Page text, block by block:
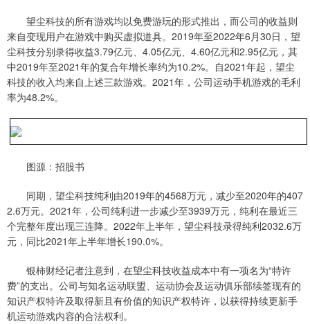
望尘科技的所有游戏均以免费游玩的形式推出，而公司的收益则
来自变现用户在游戏中购买虚拟道具。2019年至2022年6月30日，望
尘科技分别录得收益3.79亿元、4.05亿元、4.60亿元和2.95亿元，其
中2019年至2021年的复合年增长率约为10.2%。自2021年起，望尘
科技的收入均来自上述三款游戏。2021年，公司运动手机游戏的毛利
率为48.2%。
图源：招股书
同期，望尘科技纯利由2019年的4568万元，减少至2020年的407
2.6万元。2021年，公司纯利进一步减少至3939万元，纯利在最近三
个完整年度出现三连降。2022年上半年，望尘科技录得纯利2032.6万
元，同比2021年上半年增长190.0%。
银柿财经记者注意到，在望尘科技收益成本中有一项名为“特许
费”的支出。公司与知名运动联盟、运动协会及运动俱乐部续签现有的
知识产权特许及取得新且有价值的知识产权特许，以获得持续更新手
机运动游戏内容的合法权利。